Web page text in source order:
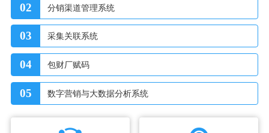
02 分销渠道管理系统
03 采集关联系统
04 包财厂赋码
05 数字营销与大数据分析系统